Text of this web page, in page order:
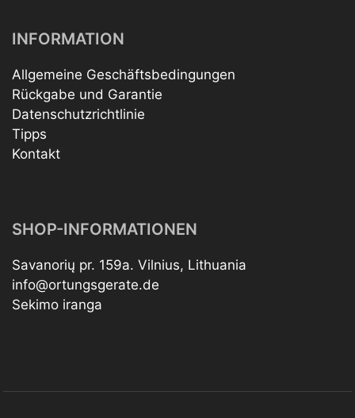
INFORMATION
Allgemeine Geschäftsbedingungen
Rückgabe und Garantie
Datenschutzrichtlinie
Tipps
Kontakt
SHOP-INFORMATIONEN
Savanorių pr. 159a. Vilnius, Lithuania
info@ortungsgerate.de
Sekimo iranga